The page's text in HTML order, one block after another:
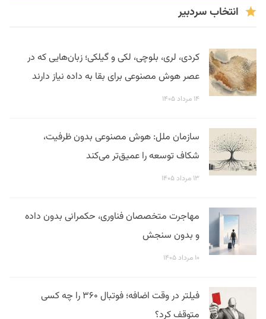
انتخاب سردبیر
کردی، لری، بلوچی، لکی و گیلکی؛ زبان‌هایی که در
عصر هوش مصنوعی برای بقا به داده نیاز دارند
۱۴ مرداد ۱۴۰۵
سازمان ملل: هوش مصنوعی بدون ظرفیت،
شکاف توسعه را عمیق‌تر می‌کند
۱۳ مرداد ۱۴۰۵
مهاجرت متخصصان فناوری، حکمرانی بدون داده
و بدون سنجش
۱۰ مرداد ۱۴۰۵
فیلتر در وقت اضافه؛ فوتبال ۳۶۰ را چه کسی
متوقف کرد؟